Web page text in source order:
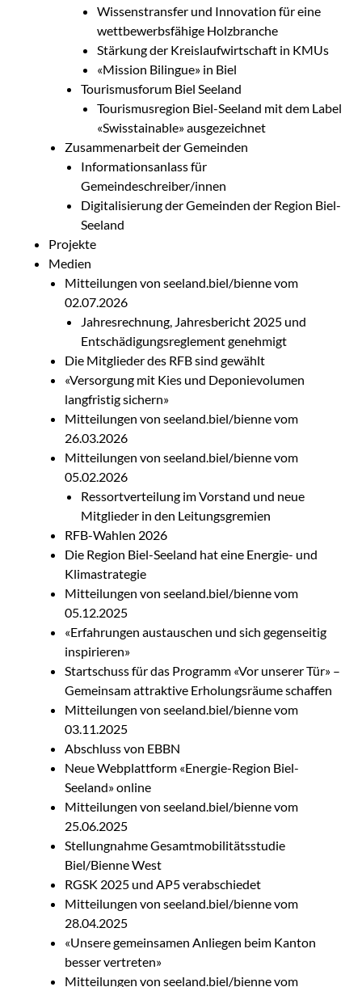
Wissenstransfer und Innovation für eine
wettbewerbsfähige Holzbranche
Stärkung der Kreislaufwirtschaft in KMUs
«Mission Bilingue» in Biel
Tourismusforum Biel Seeland
Tourismusregion Biel-Seeland mit dem Label
«Swisstainable» ausgezeichnet
Zusammenarbeit der Gemeinden
Informationsanlass für
Gemeindeschreiber/innen
Digitalisierung der Gemeinden der Region Biel-
Seeland
Projekte
Medien
Mitteilungen von seeland.biel/bienne vom
02.07.2026
Jahresrechnung, Jahresbericht 2025 und
Entschädigungsreglement genehmigt
Die Mitglieder des RFB sind gewählt
«Versorgung mit Kies und Deponievolumen
langfristig sichern»
Mitteilungen von seeland.biel/bienne vom
26.03.2026
Mitteilungen von seeland.biel/bienne vom
05.02.2026
Ressortverteilung im Vorstand und neue
Mitglieder in den Leitungsgremien
RFB-Wahlen 2026
Die Region Biel-Seeland hat eine Energie- und
Klimastrategie
Mitteilungen von seeland.biel/bienne vom
05.12.2025
«Erfahrungen austauschen und sich gegenseitig
inspirieren»
Startschuss für das Programm «Vor unserer Tür» –
Gemeinsam attraktive Erholungsräume schaffen
Mitteilungen von seeland.biel/bienne vom
03.11.2025
Abschluss von EBBN
Neue Webplattform «Energie-Region Biel-
Seeland» online
Mitteilungen von seeland.biel/bienne vom
25.06.2025
Stellungnahme Gesamtmobilitätsstudie
Biel/Bienne West
RGSK 2025 und AP5 verabschiedet
Mitteilungen von seeland.biel/bienne vom
28.04.2025
«Unsere gemeinsamen Anliegen beim Kanton
besser vertreten»
Mitteilungen von seeland.biel/bienne vom